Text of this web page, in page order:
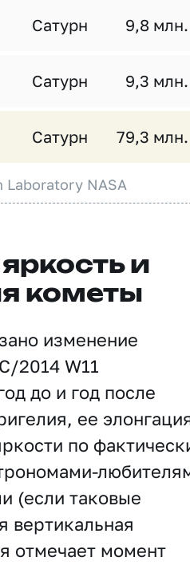
Сатурн 9,8
Сатурн 9,3
Сатурн 79,3
NASA
и
кометы
изменение
2014 W11
до и год после
ее
по
(если таковые
вертикальная
отмечает момент